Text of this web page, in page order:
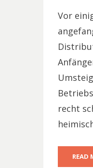
Vor
recht
READ